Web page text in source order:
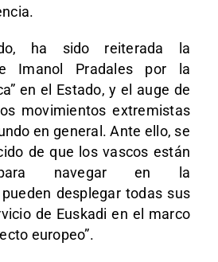
ha sido reiterada la
Imanol Pradales por la
en el Estado, y el auge de
movimientos extremistas
en general. Ante ello, se
de que los vascos están
para navegar en la
desplegar todas sus
de Euskadi en el marco
europeo”.